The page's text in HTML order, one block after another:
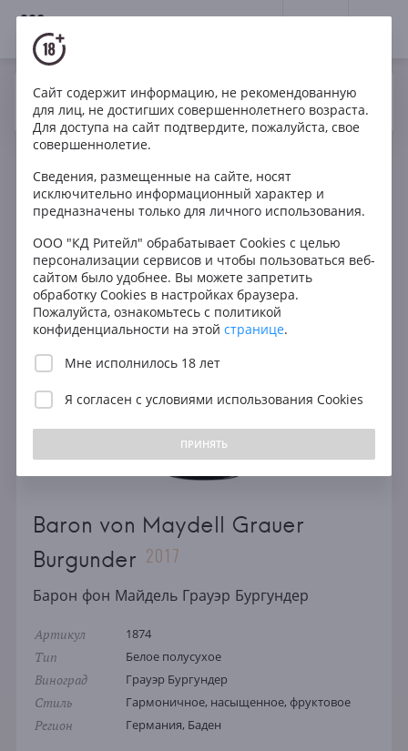
18+
Ваш город Москва ? Да
Вино Белое Полусухое
Германия
Baron von Maydell Grauer Burgunder
Baron von Maydell Grauer
Burgunder 2017
Барон фон Майдель Грауэр Бургундер
Артикул 1874
Тип Белое полусухое
Виноград Грауэр Бургундер
Стиль Гармоничное, насыщенное, фруктовое
Регион Германия, Баден
Сайт содержит информацию, не рекомендованную
для лиц, не достигших совершеннолетнего возраста.
Для доступа на сайт подтвердите, пожалуйста, свое
совершеннолетие.
Сведения, размещенные на сайте, носят
исключительно информационный характер и
предназначены только для личного использования.
ООО "КД Ритейл" обрабатывает Cookies с целью
персонализации сервисов и чтобы пользоваться веб-
сайтом было удобнее. Вы можете запретить
обработку Cookies в настройках браузера.
Пожалуйста, ознакомьтесь с политикой
конфиденциальности на этой странице.
Мне исполнилось 18 лет
Я согласен с условиями использования Cookies
ПРИНЯТЬ